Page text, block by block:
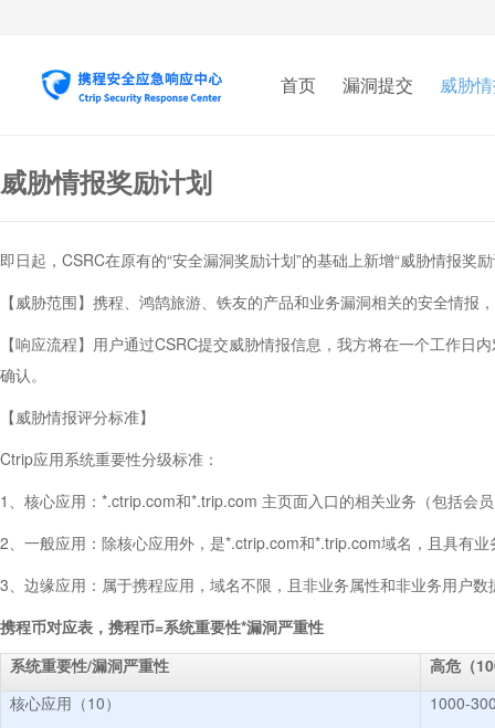
首页 漏洞提交 威胁
威胁情报奖励计划
即日起，CSRC在原有的“安全漏洞奖励计划”的基础上新增“威胁情报
【威胁范围】携程、鸿鹄旅游、铁友的产品和业务漏洞相关的安全情
【响应流程】用户通过CSRC提交威胁情报信息，我方将在一个工作
确认。
【威胁情报评分标准】
Ctrip应用系统重要性分级标准：
1、核心应用：*.ctrip.com和*.trip.com 主页面入口的相关业务（包括会
2、一般应用：除核心应用外，是*.ctrip.com和*.trip.com域名，且具有
3、边缘应用：属于携程应用，域名不限，且非业务属性和非业务用户
携程币对应表，携程币=系统重要性*漏洞严重性
系统重要性/漏洞严重性
高危（
核心应用（10）
1000-